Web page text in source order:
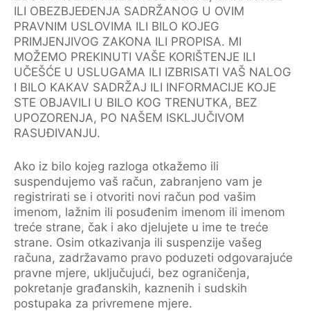
ILI OBEZBJEĐENJA SADRŽANOG U OVIM
PRAVNIM USLOVIMA ILI BILO KOJEG
PRIMJENJIVOG ZAKONA ILI PROPISA. MI
MOŽEMO PREKINUTI VAŠE KORIŠTENJE ILI
UČEŠĆE U USLUGAMA ILI IZBRISATI VAŠ NALOG
I BILO KAKAV SADRŽAJ ILI INFORMACIJE KOJE
STE OBJAVILI U BILO KOG TRENUTKA, BEZ
UPOZORENJA, PO NAŠEM ISKLJUČIVOM
RASUĐIVANJU.
Ako iz bilo kojeg razloga otkažemo ili
suspendujemo vaš račun, zabranjeno vam je
registrirati se i otvoriti novi račun pod vašim
imenom, lažnim ili posuđenim imenom ili imenom
treće strane, čak i ako djelujete u ime te treće
strane. Osim otkazivanja ili suspenzije vašeg
računa, zadržavamo pravo poduzeti odgovarajuće
pravne mjere, uključujući, bez ograničenja,
pokretanje građanskih, kaznenih i sudskih
postupaka za privremene mjere.